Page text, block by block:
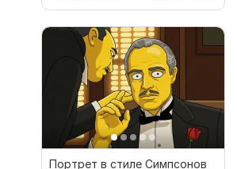
Портрет в стиле Симпсонов